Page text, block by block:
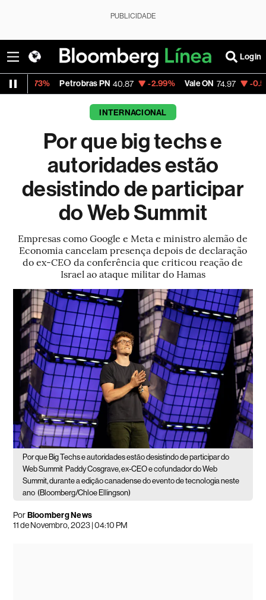
PUBLICIDADE
Login
Petrobras PN 40.87 -2.99% Vale ON 74.97 -0.56% Itaú PN
INTERNACIONAL
Por que big techs e
autoridades estão
desistindo de participar
do Web Summit
Empresas como Google e Meta e ministro alemão de
Economia cancelam presença depois de declaração
do ex-CEO da conferência que criticou reação de
Israel ao ataque militar do Hamas
Por que Big Techs e autoridades estão desistindo de participar do
Web Summit Paddy Cosgrave, ex-CEO e cofundador do Web
Summit, durante a edição canadense do evento de tecnologia neste
ano (Bloomberg/Chloe Ellingson)
PorBloomberg News
11 de Novembro, 2023 | 04:10 PM